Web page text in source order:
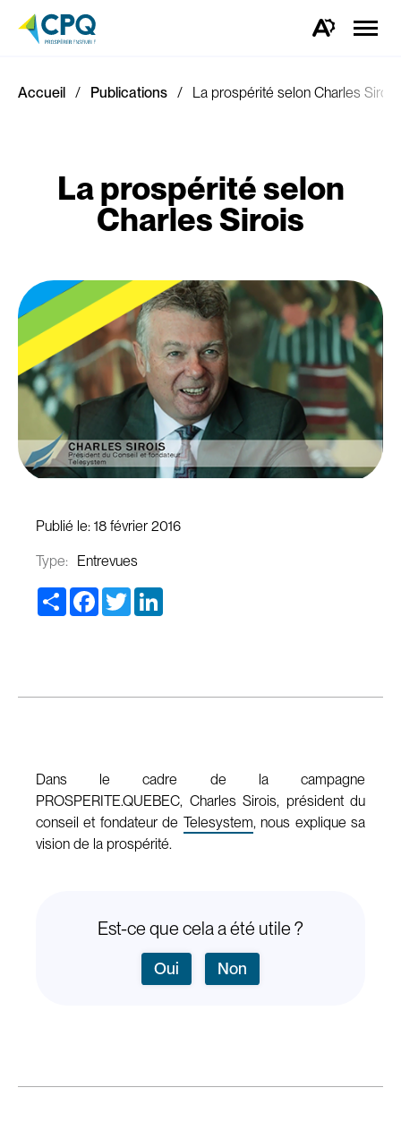
Ouvrez
d'accessibilité.
la
Accueil Publications La prospérité selon Charles Sirois
La prospérité selon
Charles Sirois
Publié le: 18 février 2016
Type:
Entrevues
Share Facebook
Twitter
Dans le cadre de la campagne
PROSPERITE.QUEBEC, Charles Sirois, président du
conseil et fondateur de Telesystem, nous explique sa
vision de la prospérité.
Est-ce que cela a été utile ?
Oui Non